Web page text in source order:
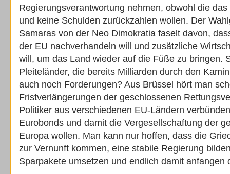
Regierungsverantwortung nehmen, obwohl die
und keine Schulden zurückzahlen wollen. Der
Samaras von der Neo Dimokratia faselt davon,
der EU nachverhandeln will und zusätzliche
will, um das Land wieder auf die Füße zu bringen.
Pleiteländer, die bereits Milliarden durch den
auch noch Forderungen? Aus Brüssel hört man
Fristverlängerungen der geschlossenen
Politiker aus verschiedenen EU-Ländern
Eurobonds und damit die Vergesellschaftung der
Europa wollen. Man kann nur hoffen, dass die
zur Vernunft kommen, eine stabile Regierung
Sparpakete umsetzen und endlich damit anfangen